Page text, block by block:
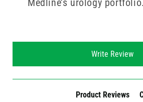
Medline’s urology portfolio.
Write Review
Product Reviews